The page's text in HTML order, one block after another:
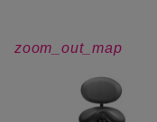
zoom_out_map